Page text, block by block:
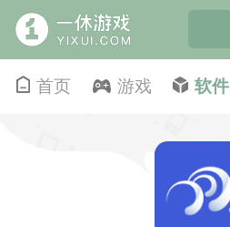
首页 游戏 软件